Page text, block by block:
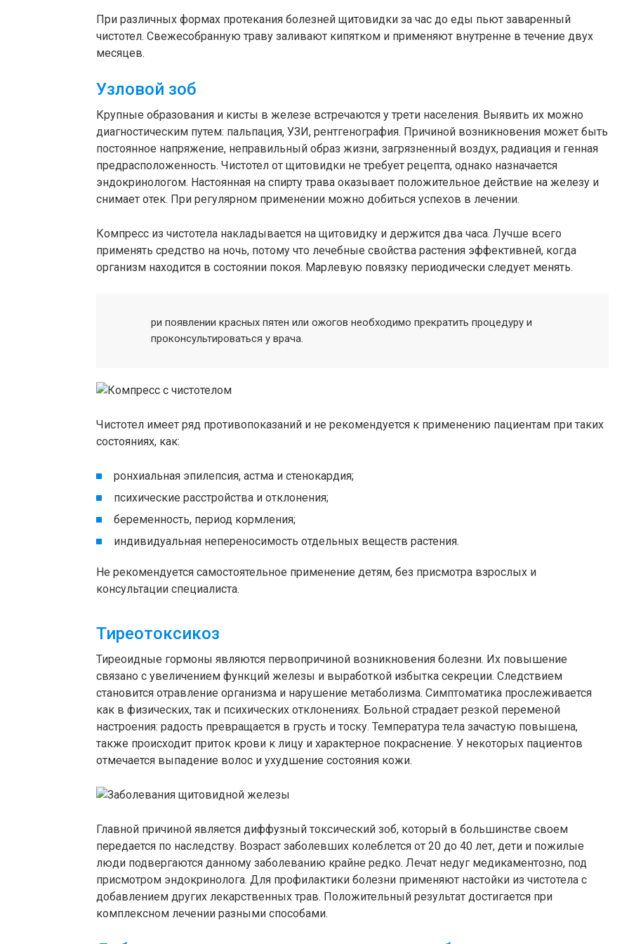
При различных формах протекания болезней щитовидки за час до еды пьют заваренный
чистотел. Свежесобранную траву заливают кипятком и применяют внутренне в течение двух
месяцев.
Узловой зоб
Крупные образования и кисты в железе встречаются у трети населения. Выявить их можно
диагностическим путем: пальпация, УЗИ, рентгенография. Причиной возникновения может быть
постоянное напряжение, неправильный образ жизни, загрязненный воздух, радиация и генная
предрасположенность. Чистотел от щитовидки не требует рецепта, однако назначается
эндокринологом. Настоянная на спирту трава оказывает положительное действие на железу и
снимает отек. При регулярном применении можно добиться успехов в лечении.
Компресс из чистотела накладывается на щитовидку и держится два часа. Лучше всего
применять средство на ночь, потому что лечебные свойства растения эффективней, когда
организм находится в состоянии покоя. Марлевую повязку периодически следует менять.
ри появлении красных пятен или ожогов необходимо прекратить процедуру и
проконсультироваться у врача.
Чистотел имеет ряд противопоказаний и не рекомендуется к применению пациентам при таких
состояниях, как:
ронхиальная эпилепсия, астма и стенокардия;
психические расстройства и отклонения;
беременность, период кормления;
индивидуальная непереносимость отдельных веществ растения.
Не рекомендуется самостоятельное применение детям, без присмотра взрослых и
консультации специалиста.
Тиреотоксикоз
Тиреоидные гормоны являются первопричиной возникновения болезни. Их повышение
связано с увеличением функций железы и выработкой избытка секреции. Следствием
становится отравление организма и нарушение метаболизма. Симптоматика прослеживается
как в физических, так и психических отклонениях. Больной страдает резкой переменой
настроения: радость превращается в грусть и тоску. Температура тела зачастую повышена,
также происходит приток крови к лицу и характерное покраснение. У некоторых пациентов
отмечается выпадение волос и ухудшение состояния кожи.
Главной причиной является диффузный токсический зоб, который в большинстве своем
передается по наследству. Возраст заболевших колеблется от 20 до 40 лет, дети и пожилые
люди подвергаются данному заболеванию крайне редко. Лечат недуг медикаментозно, под
присмотром эндокринолога. Для профилактики болезни применяют настойки из чистотела с
добавлением других лекарственных трав. Положительный результат достигается при
комплексном лечении разными способами.